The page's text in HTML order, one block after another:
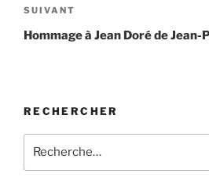
Article
suivant
SUIVANT
Hommage à Jean Doré de Jean-
RECHERCHER